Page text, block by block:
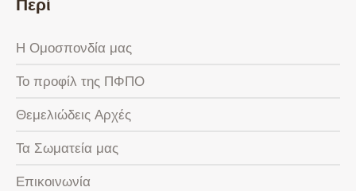
Η Ομοσπονδία μας
Το προφίλ της ΠΦΠΟ
Θεμελιώδεις Αρχές
Τα Σωματεία μας
Επικοινωνία